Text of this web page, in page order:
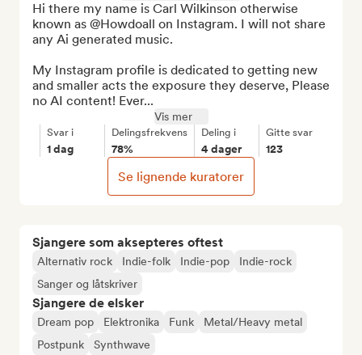
Sjangere som aksepteres oftest
Alternativ rock Indie-folk Indie-pop
Indie-rock
Sanger og låtskriver
Sjangere de elsker
Dream pop Elektronika Funk
Metal/Heavy metal
Postpunk
Synthwave
Hi there my name is Carl Wilkinson otherwise
known as @Howdoall on Instagram. I will not share
any Ai generated music.
My Instagram profile is dedicated to getting new
and smaller acts the exposure they deserve, Please
no AI content! Ever...
Vis mer
Svar i
1 dag
Delingsfrekvens
78%
Deling i
4 dager
Gitte svar
123
Se lignende kuratorer